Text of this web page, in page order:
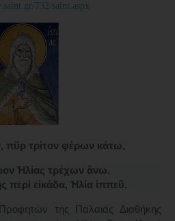
732/saint.aspx
πῦρ τρίτον φέρων κάτω,
Ἠλίας τρέχων ἄνω.
εἰκάδα, Ἠλία ἱππεῦ.
της Παλαιάς Διαθήκης